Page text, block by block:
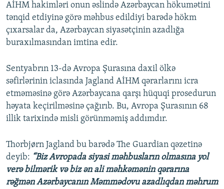
AİHM hakimləri onun əslində Azərbaycan hökumətini
tənqid etdiyinə görə məhbus edildiyi barədə hökm
çıxarsalar da, Azərbaycan siyasətçinin azadlığa
buraxılmasından imtina edir.
Sentyabrın 13-də Avropa Şurasına daxil ölkə
səfirlərinin iclasında Jagland AİHM qərarlarını icra
etməməsinə görə Azərbaycana qarşı hüquqi prosedurun
həyata keçirilməsinə çağırıb. Bu, Avropa Şurasının 68
illik tarixində misli görünməmiş addımdır.
Thorbjørn Jagland bu barədə The Guardian qəzetinə
deyib: “Biz Avropada siyasi məhbusların olmasına yol
verə bilmərik və biz ən ali məhkəmənin qərarına
rəğmən Azərbaycanın Məmmədovu azadlıqdan məhrum